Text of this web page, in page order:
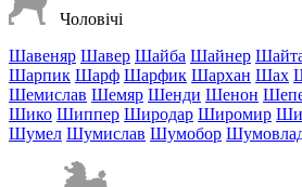
Чоловічі
Шавеняр Шавер Шайба Шайнер
Шарпик Шарф Шарфик Шархан Шах
Шемислав Шемяр Шенди Шенон
Шико Шиппер Широдар Широмир
Шумел Шумислав Шумобор